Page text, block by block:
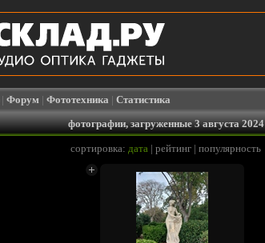
| Форум | Фототехника | Статистика
фотографии, загруженные 3 августа 2024
сортировка: дата | рейтинг | популярность